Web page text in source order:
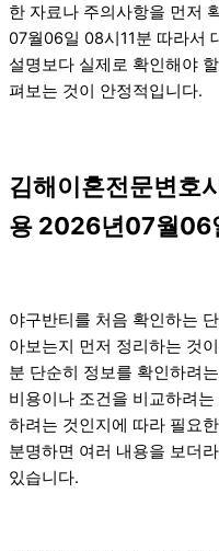
한 자료나 주의사항을 먼저
07월06일 08시11분 따라서
설명보다 실제로 확인해야
펴보는 것이 안정적입니다.
김해이혼전문변호
용 2026년07월06
야구반티를 처음 확인하는
아보는지 먼저 정리하는 것
분 단순히 정보를 확인하려
비용이나 조건을 비교하려
하려는 것인지에 따라 필요
분명하면 여러 내용을 보더
있습니다.